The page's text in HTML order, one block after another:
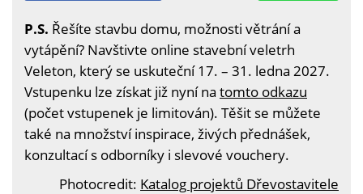
P.S. Řešíte stavbu domu, možnosti větrání a
vytápění? Navštivte online stavební veletrh
Veleton, který se uskuteční 17. – 31. ledna 2027.
Vstupenku lze získat již nyní na tomto odkazu
(počet vstupenek je limitován). Těšit se můžete
také na množství inspirace, živých přednášek,
konzultací s odborníky i slevové vouchery.
Photocredit: Katalog projektů Dřevostavitele